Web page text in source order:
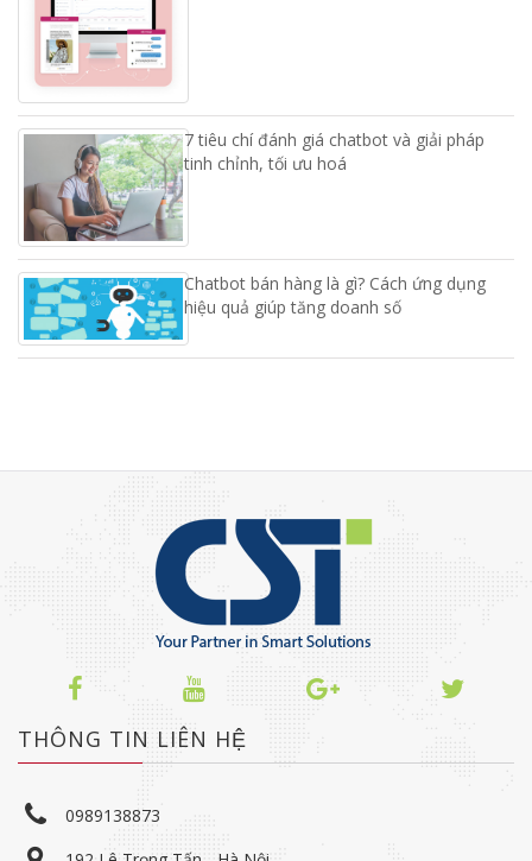
7 tiêu chí đánh giá chatbot và giải pháp
tinh chỉnh, tối ưu hoá
Chatbot bán hàng là gì? Cách ứng dụng
hiệu quả giúp tăng doanh số
THÔNG TIN LIÊN HỆ
0989138873